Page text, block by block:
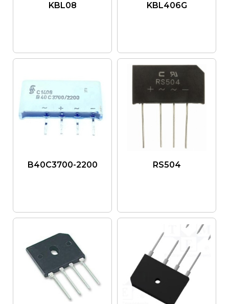
KBL08 KBL406G
B40C3700-2200 RS504